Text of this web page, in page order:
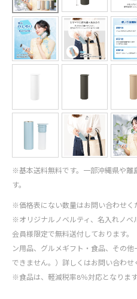
※基本送料無料です。一部沖縄県や離
す。
※価格表にない数量はお問い合わせく
※オリジナルノベルティ、名入れノベ
会員様限定で無料送付しております
ン用品、グルメギフト・食品、その
できません。）詳しくはお問い合わせ
※食品は、軽減税率8％対応となります